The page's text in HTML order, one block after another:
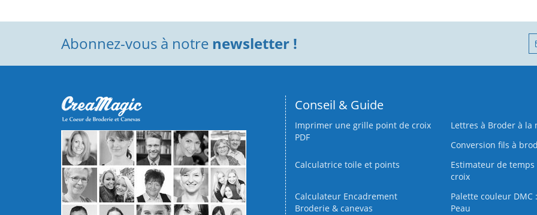
Abonnez-vous à notre newsletter !
Conseil & Guide
Imprimer une grille point de croix
PDF
Lettres à Broder à la
Conversion fils à
Calculatrice toile et points
Estimateur de temps
croix
Calculateur Encadrement
Broderie & canevas
Palette couleur DMC
Peau